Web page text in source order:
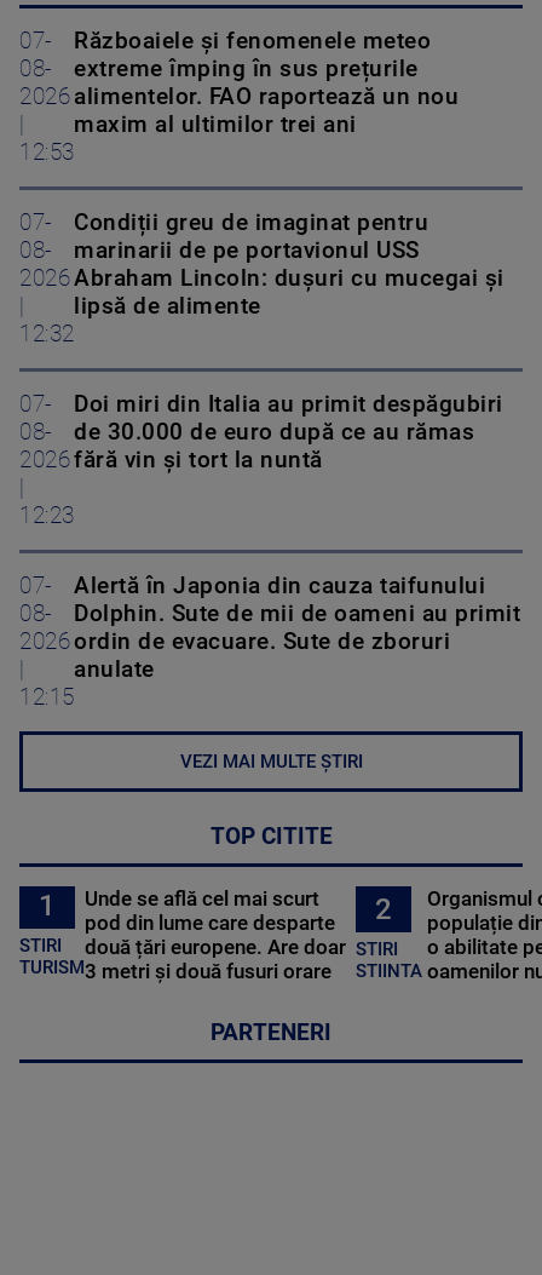
07-
08-
2026
12:53
Războaiele și fenomenele meteo
extreme împing în sus prețurile
alimentelor. FAO raportează un nou
maxim al ultimilor trei ani
07-
08-
2026
12:32
Condiții greu de imaginat pentru
marinarii de pe portavionul USS
Abraham Lincoln: dușuri cu mucegai și
lipsă de alimente
07-
08-
2026
12:23
Doi miri din Italia au primit despăgubiri
de 30.000 de euro după ce au rămas
fără vin și tort la nuntă
07-
08-
2026
12:15
Alertă în Japonia din cauza taifunului
Dolphin. Sute de mii de oameni au primit
ordin de evacuare. Sute de zboruri
anulate
VEZI MAI MULTE ȘTIRI
TOP CITITE
1
STIRI
TURISM
Unde se află cel mai scurt
pod din lume care desparte
două țări europene. Are doar
3 metri și două fusuri orare
2
STIRI
STIINTA
Organismul
populație
o abilitate
oamenilor
PARTENERI